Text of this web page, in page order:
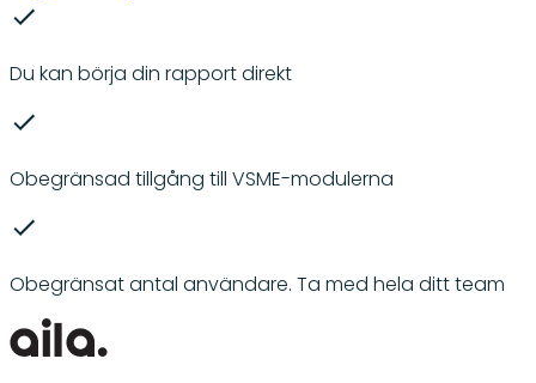
Du kan börja din rapport direkt
Obegränsad tillgång till VSME-modulerna
Obegränsat antal användare. Ta med hela ditt team